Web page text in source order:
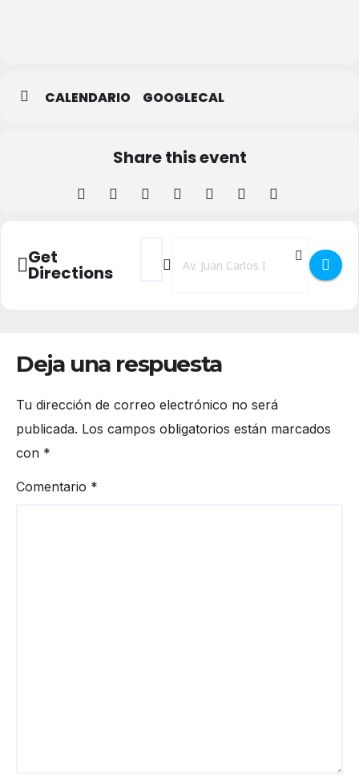
CALENDARIO GOOGLECAL
Share this event
Get
Directions
Address - XI Ciclo de Cine Social - Sin
Destination Address - XI Ciclo de
Deja una respuesta
Tu dirección de correo electrónico no será
publicada. Los campos obligatorios están marcados
con *
Comentario *